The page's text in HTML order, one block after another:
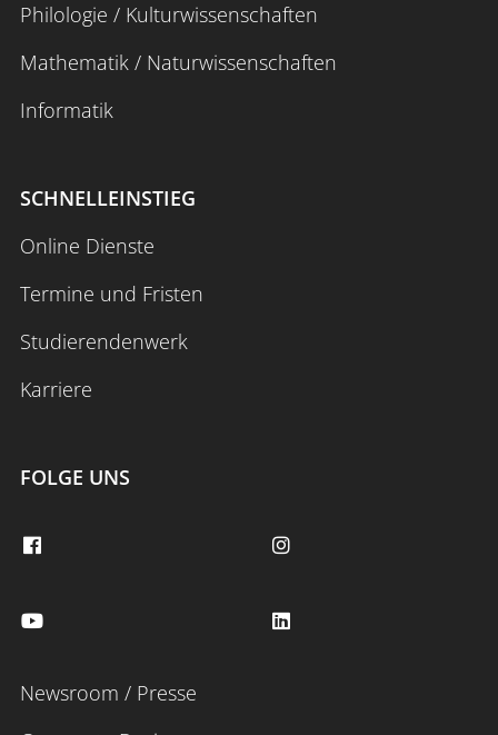
Philologie / Kulturwissenschaften
Mathematik / Naturwissenschaften
Informatik
SCHNELLEINSTIEG
Online Dienste
Termine und Fristen
Studierendenwerk
Karriere
FOLGE UNS
Newsroom / Presse